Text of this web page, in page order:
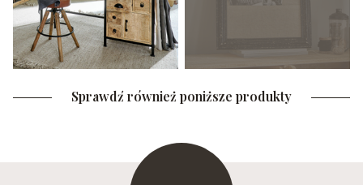
Sprawdź również poniższe produkty